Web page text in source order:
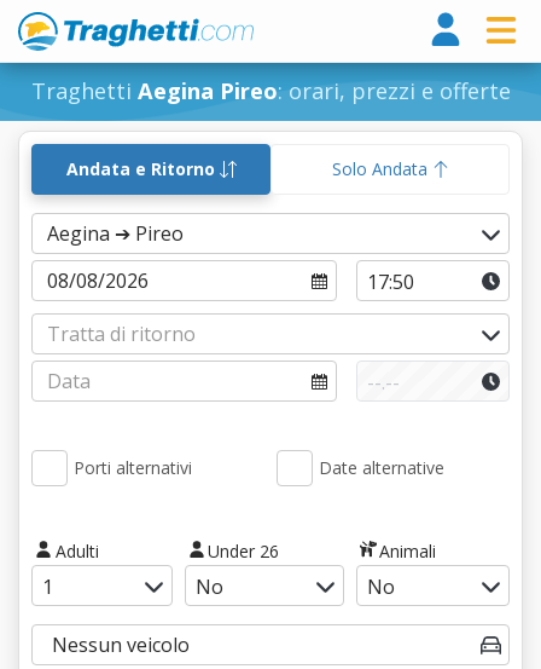
Traghetti Aegina Pireo: orari, prezzi e offerte
Andata e Ritorno Solo Andata
Porti alternativi Date alternative
Adulti Under 26 Animali